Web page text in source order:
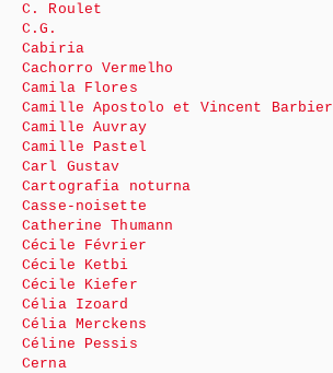
C. Roulet
C.G.
Cabiria
Cachorro Vermelho
Camila Flores
Camille Apostolo et Vincent Barbier
Camille Auvray
Camille Pastel
Carl Gustav
Cartografia noturna
Casse-noisette
Catherine Thumann
Cécile Février
Cécile Ketbi
Cécile Kiefer
Célia Izoard
Célia Merckens
Céline Pessis
Cerna